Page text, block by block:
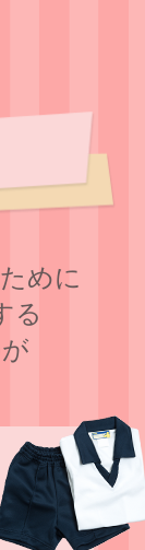
めに
る